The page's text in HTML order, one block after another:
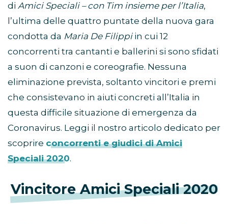
di Amici Speciali – con Tim insieme per l’Italia,
l’ultima delle quattro puntate della nuova gara
condotta da Maria De Filippiin cui 12
concorrenti tra cantanti e ballerini si sono sfidati
a suon di canzoni e coreografie. Nessuna
eliminazione prevista, soltanto vincitori e premi
che consistevano in aiuti concreti all’Italia in
questa difficile situazione di emergenza da
Coronavirus. Leggi il nostro articolo dedicato per
scoprire concorrenti e giudici di Amici
Speciali 2020.
Vincitore Amici Speciali 2020